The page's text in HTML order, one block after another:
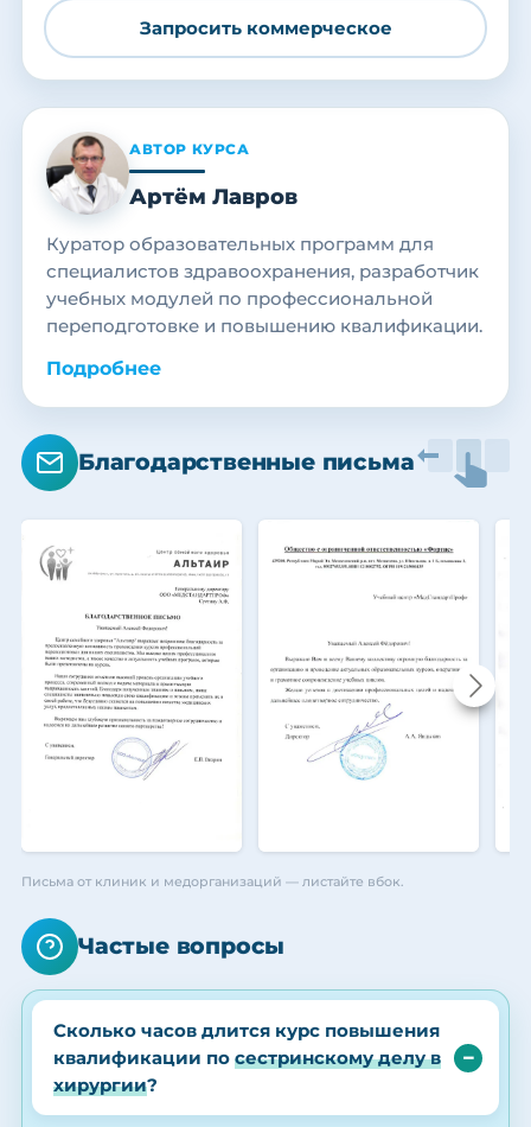
Запросить коммерческое
АВТОР КУРСА
Артём Лавров
Куратор образовательных программ для
специалистов здравоохранения, разработчик
учебных модулей по профессиональной
переподготовке и повышению квалификации.
Подробнее
Благодарственные письма
Письма от клиник и медорганизаций — листайте вбок.
Частые вопросы
Сколько часов длится курс повышения
квалификации по сестринскому делу в
хирургии?